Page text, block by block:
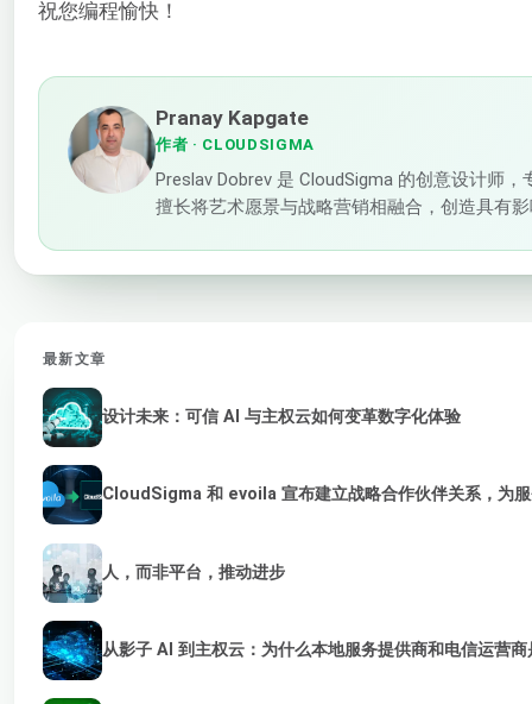
祝您编程愉快！
Pranay Kapgate
作者 · CLOUDSIGMA
Preslav Dobrev 是 CloudSigma 的创意设计师
擅长将艺术愿景与战略营销相融合，创造具有
最新文章
设计未来：可信 AI 与主权云如何变革数字化体验
CloudSigma 和 evoila 宣布建立战略合作伙伴关系，为
人，而非平台，推动进步
从影子 AI 到主权云：为什么本地服务提供商和电信运营